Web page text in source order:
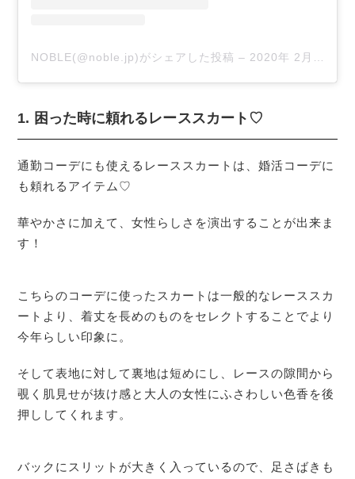
NOBLE(@noble.jp)がシェアした投稿 – 2020年 2月月4日午後11時29分PST
1. 困った時に頼れるレーススカート♡
通勤コーデにも使えるレーススカートは、婚活コーデに
も頼れるアイテム♡
華やかさに加えて、女性らしさを演出することが出来ま
す！
こちらのコーデに使ったスカートは一般的なレーススカ
ートより、着丈を長めのものをセレクトすることでより
今年らしい印象に。
そして表地に対して裏地は短めにし、
レースの隙間から
覗く肌見せが抜け感と 大人の女性にふさわしい色香を後
押ししてくれます。
バックにスリットが大きく入っているので、足さばきも